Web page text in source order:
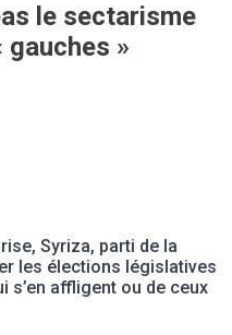
le sectarisme
»
Syriza, parti de la
les élections législatives
s’en affligent ou de ceux